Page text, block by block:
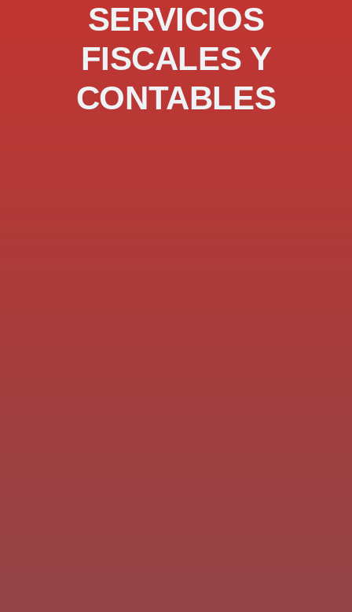
SERVICIOS
FISCALES Y
CONTABLES